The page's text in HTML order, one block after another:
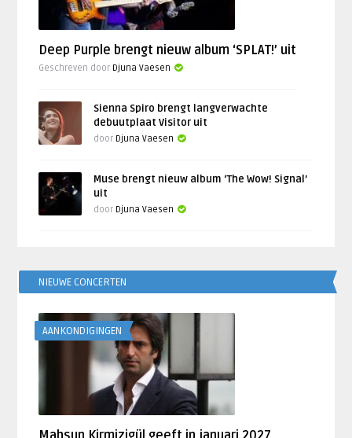
Deep Purple brengt nieuw album ‘SPLAT!’ uit
Geschreven door Djuna Vaesen
Sienna Spiro brengt langverwachte
debuutplaat Visitor uit
door Djuna Vaesen
Muse brengt nieuw album ‘The Wow! Signal’
uit
door Djuna Vaesen
NIEUWE CONCERTEN
AANKONDIGINGEN